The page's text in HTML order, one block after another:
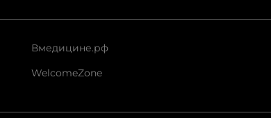
Вмедицине.рф
WelcomeZone